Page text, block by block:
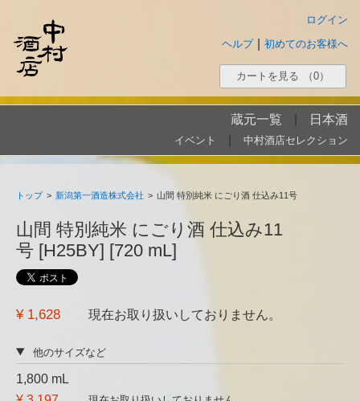
ログイン
初めてのお客様へ
ヘルプ
カートを見る （0）
蔵元一覧 日本酒
イベント 中村酒店セレクション
トップ > 新潟第一酒造株式会社 > 山間 特別純米 にごり酒 仕込み11号
山間 特別純米 にごり酒 仕込み11
号 [H25BY] [720 mL]
¥ 1,628 現在お取り扱いしておりません。
他のサイズなど
1,800 mL